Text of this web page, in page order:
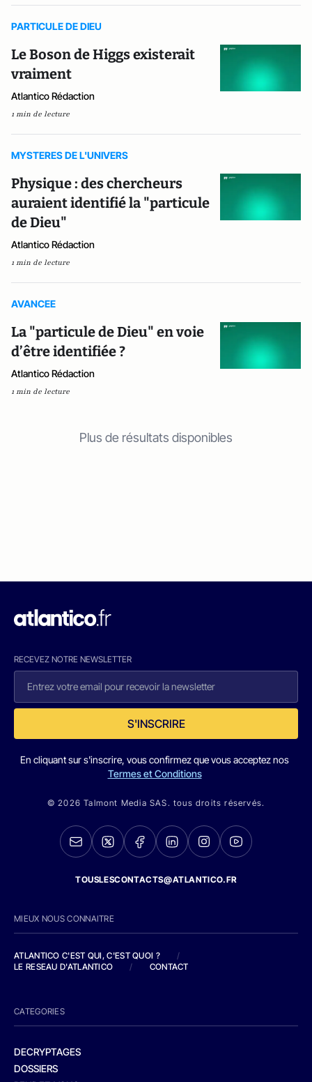
PARTICULE DE DIEU
Le Boson de Higgs existerait
vraiment
Atlantico Rédaction
1 min de lecture
MYSTERES DE L'UNIVERS
Physique : des chercheurs
auraient identifié la "particule
de Dieu"
Atlantico Rédaction
1 min de lecture
AVANCEE
La "particule de Dieu" en voie
d’être identifiée ?
Atlantico Rédaction
1 min de lecture
Plus de résultats disponibles
RECEVEZ NOTRE NEWSLETTER
S'INSCRIRE
En cliquant sur s'inscrire, vous confirmez que vous acceptez nos
Termes et Conditions
© 2026 Talmont Media SAS. tous droits réservés.
TOUSLESCONTACTS@ATLANTICO.FR
MIEUX NOUS CONNAITRE
ATLANTICO C'EST QUI, C'EST QUOI ?
/
LE RESEAU D'ATLANTICO
/ CONTACT
CATEGORIES
DECRYPTAGES
DOSSIERS